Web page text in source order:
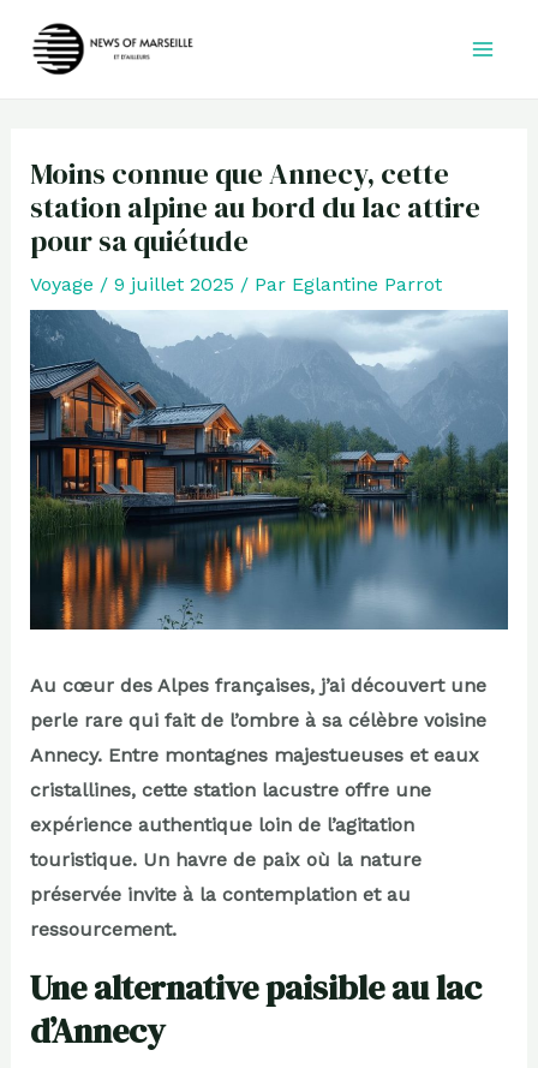
Moins connue que Annecy, cette
station alpine au bord du lac attire
pour sa quiétude
Voyage / 9 juillet 2025 / Par Eglantine Parrot
Au cœur des Alpes françaises, j’ai découvert une
perle rare qui fait de l’ombre à sa célèbre voisine
Annecy. Entre montagnes majestueuses et eaux
cristallines, cette station lacustre offre une
expérience authentique loin de l’agitation
touristique. Un havre de paix où la nature
préservée invite à la contemplation et au
ressourcement.
Une alternative paisible au lac
d’Annecy